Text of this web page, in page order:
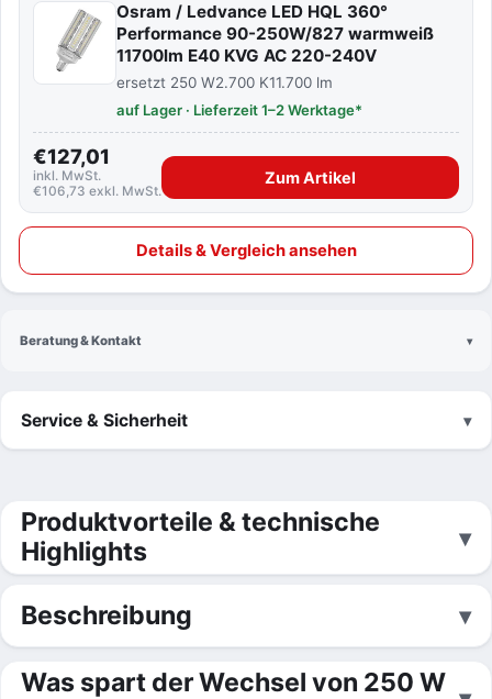
Osram / Ledvance LED HQL 360°
Performance 90-250W/827 warmweiß
11700lm E40 KVG AC 220-240V
ersetzt 250 W2.700 K11.700 lm
auf Lager · Lieferzeit 1–2 Werktage*
€127,01
inkl. MwSt.
€106,73 exkl. MwSt.
Zum Artikel
Details & Vergleich ansehen
Beratung & Kontakt
Service & Sicherheit
Produktvorteile & technische
Highlights
Beschreibung
Was spart der Wechsel von 250 W